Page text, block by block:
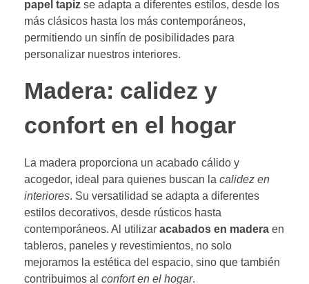
papel tapiz se adapta a diferentes estilos, desde los
más clásicos hasta los más contemporáneos,
permitiendo un sinfín de posibilidades para
personalizar nuestros interiores.
Madera: calidez y
confort en el hogar
La madera proporciona un acabado cálido y
acogedor, ideal para quienes buscan la calidez en
interiores. Su versatilidad se adapta a diferentes
estilos decorativos, desde rústicos hasta
contemporáneos. Al utilizar acabados en madera en
tableros, paneles y revestimientos, no solo
mejoramos la estética del espacio, sino que también
contribuimos al confort en el hogar.